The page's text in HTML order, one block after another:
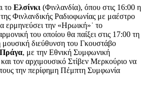
το Ελσίνκι (Φινλανδία), όπου στις 16:00 η
Φινλανδικής Ραδιοφωνίας με μαέστρο
ερμηνεύσει την «Ηρωική»˙ το
του οποίου θα παίξει στις 17:00 τη
διεύθυνση του Γκουστάβο
Πράγα, με την Εθνική Συμφωνική
τον αρχιμουσικό Στίβεν Μερκούριο να
την περίφημη Πέμπτη Συμφωνία